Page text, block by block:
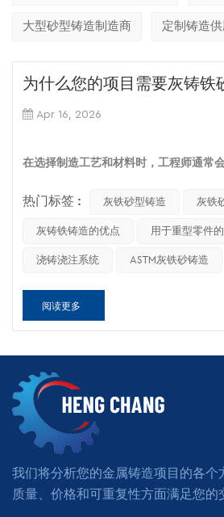
大型砂型铸造制造商 定制铸造供
为什么您的项目需要灰铸铁
Apr 16, 2026
在选择制造工艺和材料时，工程师通常
可靠的解决方案——但前提是它的优势与
昂的重新设计和生产问题。
抗拉强度
抗压强度
阻尼能力 20–25×钢
热门标签 : 灰铁砂型铸造 灰铁
灰铸铁铸造的优点 用于重型零件
浇铸浇注系统 ASTM灰铁砂铸造
阅读更多
我们将分析您的金属铸造项目的各个
质量、价格和可重复性方面满足您的